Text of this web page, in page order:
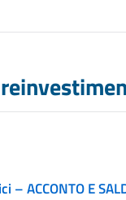
– ACCONTO E